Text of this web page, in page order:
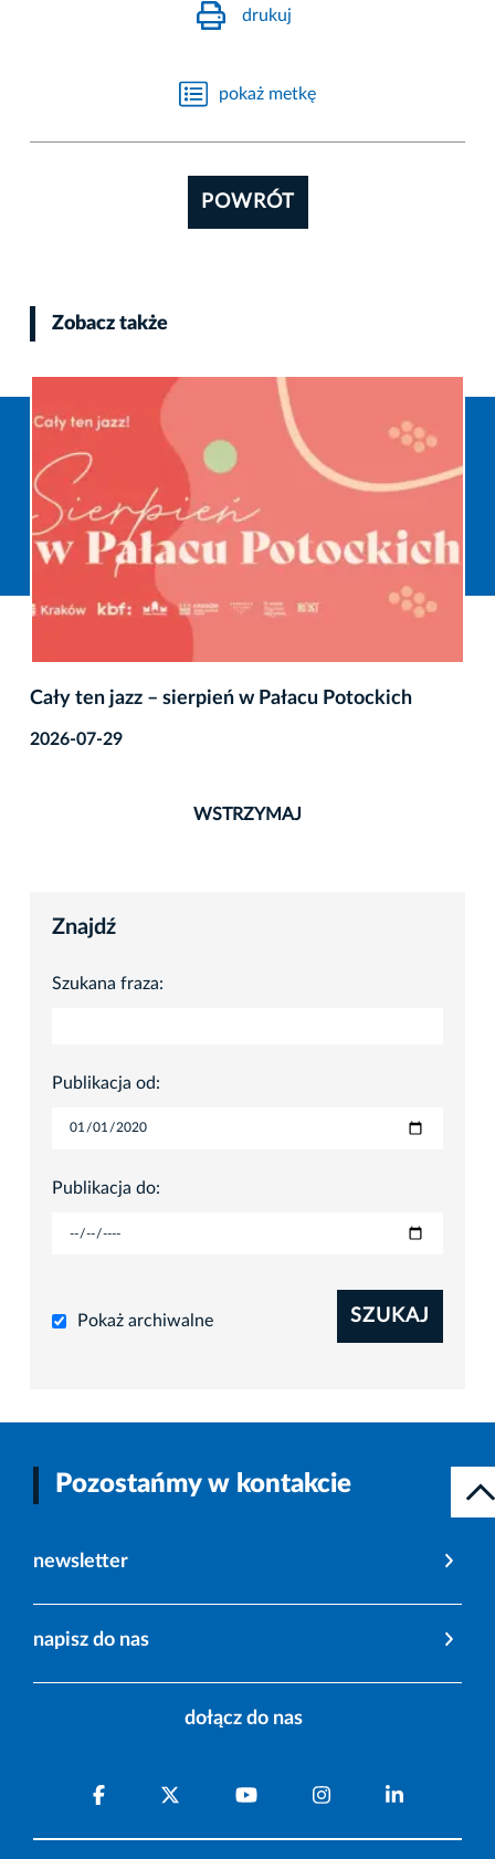
drukuj
pokaż metkę
POWRÓT
Zobacz także
Cały ten jazz – sierpień w Pałacu Potockich
2026-07-29
WSTRZYMAJ
Znajdź
Szukana fraza:
Publikacja od:
Publikacja do:
Pokaż archiwalne SZUKAJ
Pozostańmy w kontakcie
newsletter
napisz do nas
dołącz do nas